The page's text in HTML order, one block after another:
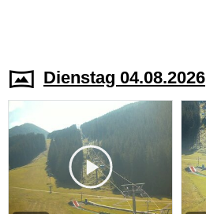
Dienstag 04.08.2026